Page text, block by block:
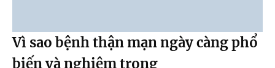
Vì sao bệnh thận mạn ngày càng phổ
biến và nghiêm trọng